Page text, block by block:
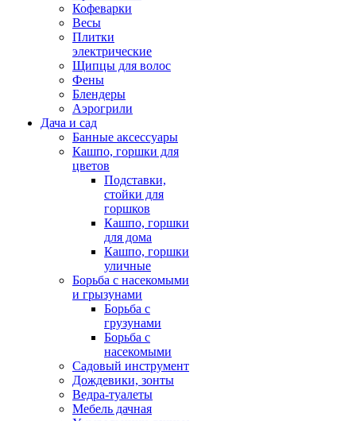
Кофеварки
Весы
Плитки
электрические
Щипцы для волос
Фены
Блендеры
Аэрогрили
Дача и сад
Банные аксессуары
Кашпо, горшки для
цветов
Подставки,
стойки для
горшков
Кашпо, горшки
для дома
Кашпо, горшки
уличные
Борьба с насекомыми
и грызунами
Борьба с
грузунами
Борьба с
насекомыми
Садовый инструмент
Дождевики, зонты
Ведра-туалеты
Мебель дачная